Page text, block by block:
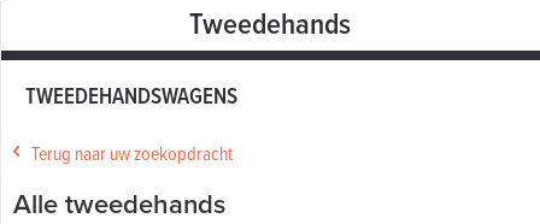
Tweedehands
TWEEDEHANDSWAGENS
Terug naar uw zoekopdracht
Alle tweedehands